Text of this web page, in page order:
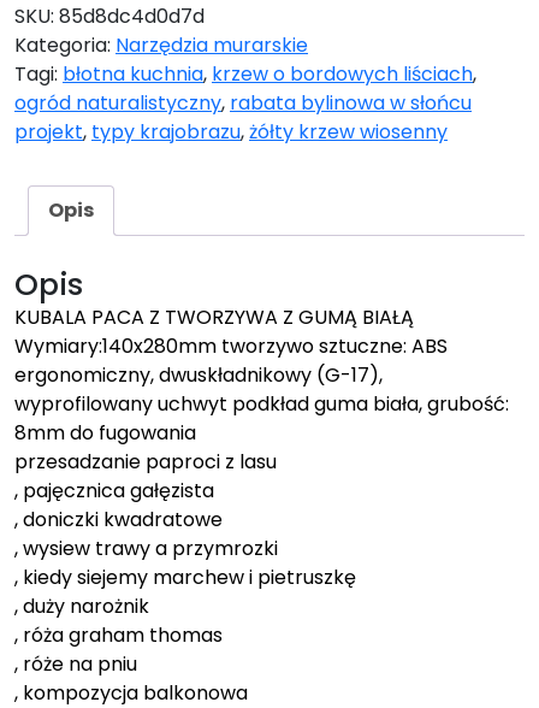
SKU: 85d8dc4d0d7d
Kategoria: Narzędzia murarskie
Tagi: błotna kuchnia, krzew o bordowych liściach,
ogród naturalistyczny, rabata bylinowa w słońcu
projekt, typy krajobrazu,żółty krzew wiosenny
Opis
Opis
KUBALA PACA Z TWORZYWA Z GUMĄ BIAŁĄ
Wymiary:140x280mm tworzywo sztuczne: ABS
ergonomiczny, dwuskładnikowy (G-17),
wyprofilowany uchwyt podkład guma biała, grubość:
8mm do fugowania
przesadzanie paproci z lasu
, pajęcznica gałęzista
, doniczki kwadratowe
, wysiew trawy a przymrozki
, kiedy siejemy marchew i pietruszkę
, duży narożnik
, róża graham thomas
, róże na pniu
, kompozycja balkonowa